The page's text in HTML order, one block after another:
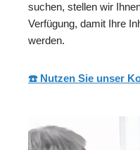
suchen, stellen wir
Verfügung, damit Ihre
werden.
☎️ Nutzen Sie unser